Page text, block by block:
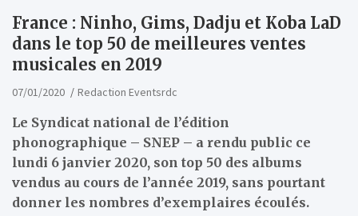
France : Ninho, Gims, Dadju et Koba LaD
dans le top 50 de meilleures ventes
musicales en 2019
07/01/2020 Redaction Eventsrdc
Le Syndicat national de l’édition
phonographique – SNEP – a rendu public ce
lundi 6 janvier 2020, son top 50 des albums
vendus au cours de l’année 2019, sans pourtant
donner les nombres d’exemplaires écoulés.